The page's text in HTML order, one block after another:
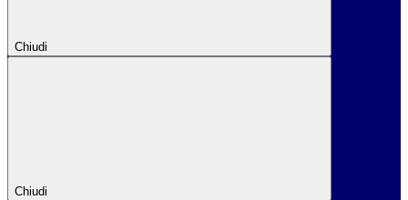
Chiudi
Chiudi